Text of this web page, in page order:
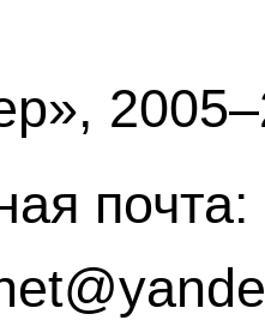
почта: